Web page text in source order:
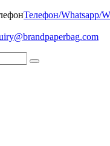
Телефон/Whatsapp/